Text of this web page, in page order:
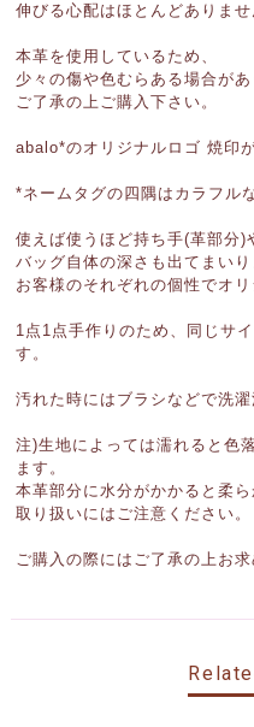
伸びる心配はほとんどありませ
本革を使用しているため、
少々の傷や色むらある場合があ
ご了承の上ご購入下さい。
abalo*のオリジナルロゴ 焼印
*ネームタグの四隅はカラフル
使えば使うほど持ち手(革部分)
バッグ自体の深さも出てまいり
お客様のそれぞれの個性でオ
1点1点手作りのため、同じサ
す。
汚れた時にはブラシなどで洗
注)生地によっては濡れると色
ます。
本革部分に水分がかかると柔
取り扱いにはご注意ください。
ご購入の際にはご了承の上お求